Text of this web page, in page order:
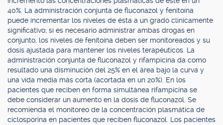
40%. La administración conjunta de fluconazol y fenitoína
puede incrementar los niveles de ésta a un grado clínicamente
significativo; si es necesario administrar ambas drogas en
conjunto, los niveles de fenitoína deben ser monitoreados y su
dosis ajustada para mantener los niveles terapéuticos. La
administración conjunta de fluconazol y rifampicina da como
resultado una disminución del 25% en el área bajo la curva y
una vida media más corta (acortada en un 20%). En los
pacientes que reciben en forma simultánea rifampicina se
debe considerar un aumento en la dosis de fluconazol. Se
recomienda el monitoreo de la concentración plasmática de
ciclosporina en pacientes que reciben fluconazol. Los pacientes